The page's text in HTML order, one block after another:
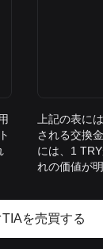
上記の表に
される交換
には、1
れの価値が
を売買する